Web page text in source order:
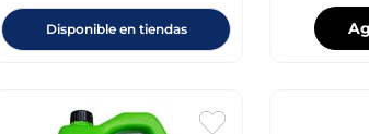
Disponible en tiendas